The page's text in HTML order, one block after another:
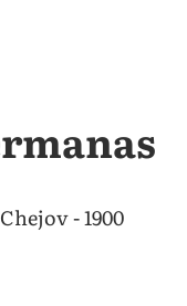
- 1900